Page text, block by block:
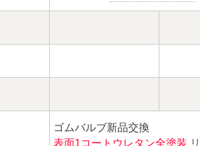
ゴムバルブ新品交換
表面1コートウレタン全塗装